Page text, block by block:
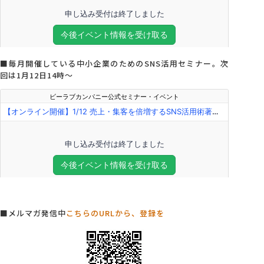
■毎月開催している中小企業のためのSNS活用セミナー。次
回は1月12日14時～
■メルマガ発信中こちらのURLから、登録を